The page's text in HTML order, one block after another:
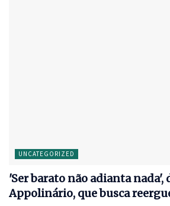
UNCATEGORIZED
'Ser barato não adianta nada',
Appolinário, que busca